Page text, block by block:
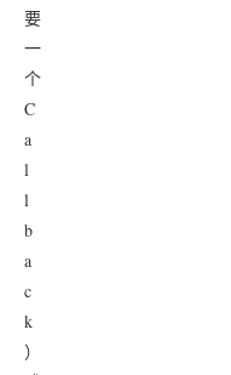
要
一
个
C
a
l
l
b
a
c
k
）